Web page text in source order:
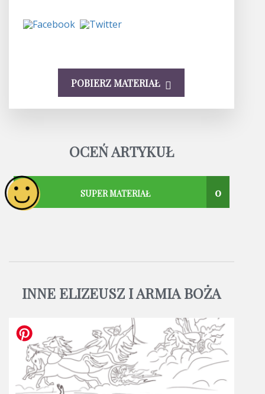
POBIERZ MATERIAŁ
OCEŃ ARTYKUŁ
SUPER MATERIAŁ 0
INNE ELIZEUSZ I ARMIA BOŻA